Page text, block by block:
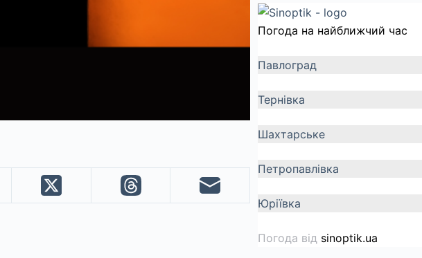
Погода на найближчий час
Павлоград
Тернівка
Шахтарське
Петропавлівка
Юріївка
Погода від sinoptik.ua